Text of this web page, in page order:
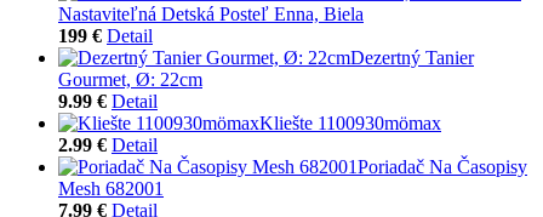
Nastaviteľná Detská Posteľ Enna, Biela
199 € Detail
Dezertný Tanier
Gourmet, Ø: 22cm
9.99 € Detail
Kliešte 1100930mömax
2.99 € Detail
Poriadač Na Časopisy
Mesh 682001
7.99 € Detail